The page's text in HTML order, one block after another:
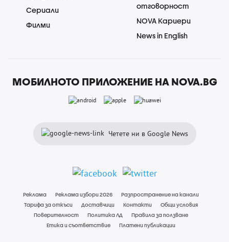
Сериали
Филми
отговорност
NOVA Кариери
News in English
МОБИЛНОТО ПРИЛОЖЕНИЕ НА NOVA.BG
Четете ни в Google News
Реклама Реклама избори 2026
Разпространение на канали
Тарифа за откъси
Доставчици Контакти
Общи условия
Поверителност
Политика ЛД
Правила за ползване
Етика и съответствие
Платени публикации